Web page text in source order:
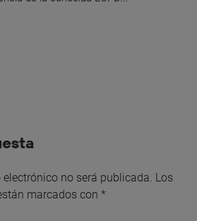
no será publicada. Los
marcados con *